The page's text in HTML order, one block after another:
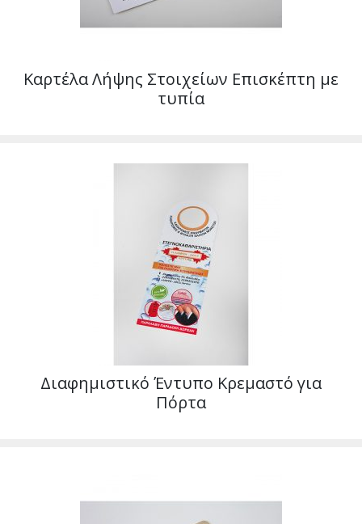
Καρτέλα Λήψης Στοιχείων Επισκέπτη με
τυπία
Διαφημιστικό Έντυπο Κρεμαστό για
Πόρτα